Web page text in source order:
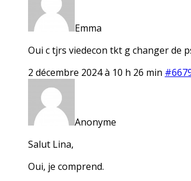
Emma
Oui c tjrs viedecon tkt g changer de
2 décembre 2024 à 10 h 26 min
Anonyme
Salut Lina,
Oui, je comprend.